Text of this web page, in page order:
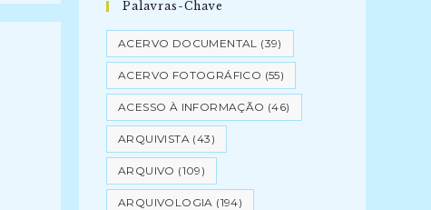
Palavras-Chave
ACERVO DOCUMENTAL (39)
ACERVO FOTOGRÁFICO (55)
ACESSO À INFORMAÇÃO (46)
ARQUIVISTA (43)
ARQUIVO (109)
ARQUIVOLOGIA (194)